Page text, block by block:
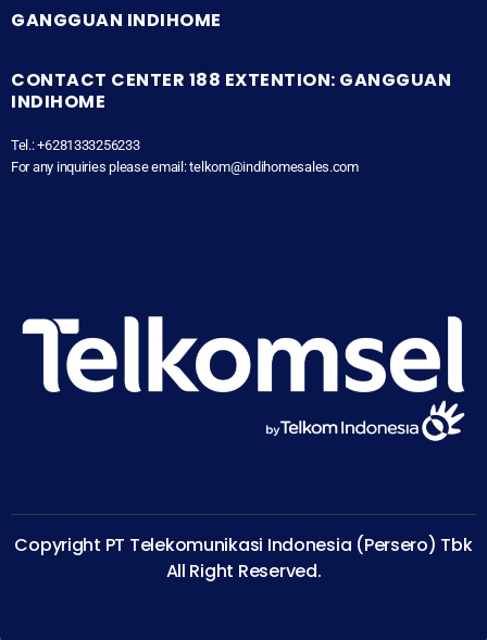
GANGGUAN INDIHOME
CONTACT CENTER 188 EXTENTION: GANGGUAN
INDIHOME
Tel.: +6281333256233
For any inquiries please email: telkom@indihomesales.com
Copyright PT Telekomunikasi Indonesia (Persero) Tbk
All Right Reserved.